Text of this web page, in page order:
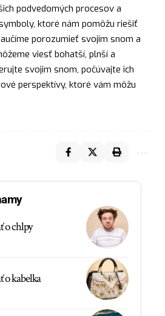
podvedomých procesov a
ktoré nám pomôžu riešiť
porozumieť svojim snom a
viesť bohatší, plnší a
svojim snom, počúvajte ich
perspektívy, ktoré vám môžu
o chlpy
o kabelka